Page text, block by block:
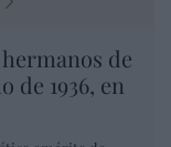
de
de 1936, en